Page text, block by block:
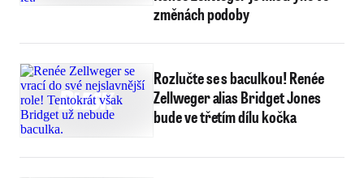
změnách podoby
Rozlučte se s baculkou! Renée
Zellweger alias Bridget Jones
bude ve třetím dílu kočka